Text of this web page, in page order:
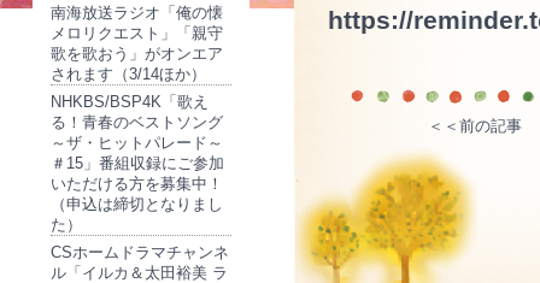
南海放送ラジオ「俺の懐
メロリクエスト」「親守
歌を歌おう」がオンエア
されます（3/14ほか）
NHKBS/BSP4K「歌え
る！青春のベストソング
～ザ・ヒットパレード～
＃15」番組収録にご参加
いただける方を募集中！
（申込は締切となりまし
た）
CSホームドラマチャンネ
ル「イルカ＆太田裕美 ラ
https://
＜＜前の記事